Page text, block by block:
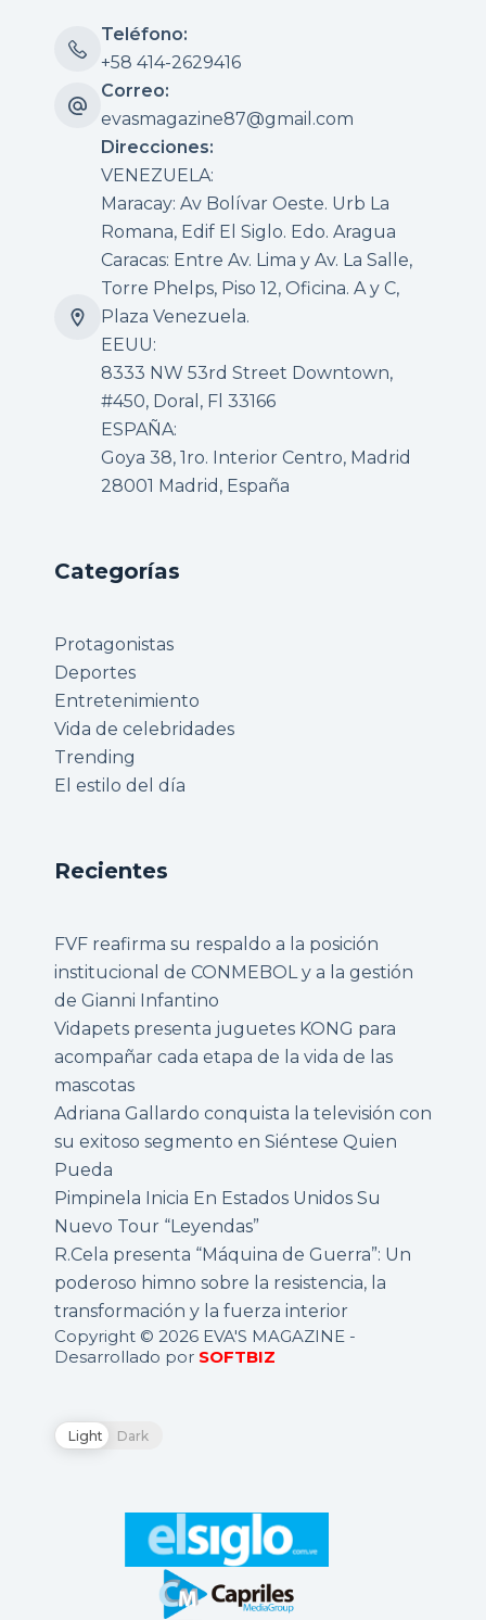
Teléfono:
+58 414-2629416
Correo:
evasmagazine87@gmail.com
Direcciones:
VENEZUELA:
Maracay: Av Bolívar Oeste. Urb La
Romana, Edif El Siglo. Edo. Aragua
Caracas: Entre Av. Lima y Av. La Salle,
Torre Phelps, Piso 12, Oficina. A y C,
Plaza Venezuela.
EEUU:
8333 NW 53rd Street Downtown,
#450, Doral, Fl 33166
ESPAÑA:
Goya 38, 1ro. Interior Centro, Madrid
28001 Madrid, España
Categorías
Protagonistas
Deportes
Entretenimiento
Vida de celebridades
Trending
El estilo del día
Recientes
FVF reafirma su respaldo a la posición
institucional de CONMEBOL y a la gestión
de Gianni Infantino
Vidapets presenta juguetes KONG para
acompañar cada etapa de la vida de las
mascotas
Adriana Gallardo conquista la televisión con
su exitoso segmento en Siéntese Quien
Pueda
Pimpinela Inicia En Estados Unidos Su
Nuevo Tour “Leyendas”
R.Cela presenta “Máquina de Guerra”: Un
poderoso himno sobre la resistencia, la
transformación y la fuerza interior
Copyright © 2026 EVA'S MAGAZINE -
Desarrollado por SOFTBIZ
Light Dark